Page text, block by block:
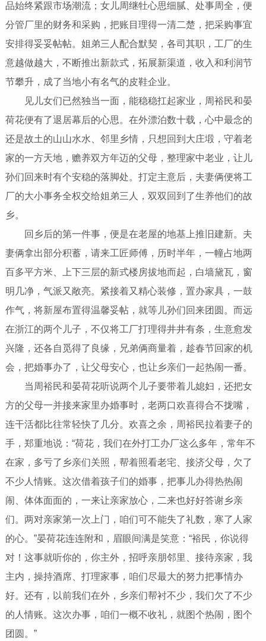
品始终紧跟市场潮流；女儿周继牡心思细腻、处事周全，便
分管厂里的财务和采购，把账目理得一清二楚，把采购事宜
安排得妥妥帖帖。姐弟三人配合默契，各司其职，工厂的生
意越做越大，不断推出新款式，拓展新渠道，收入和利润节
节攀升，成了当地小有名气的皮鞋企业。
见儿女们已然独当一面，能稳稳扛起家业，周裕民和晏
荷花便有了退居幕后的心思。在外漂泊数十载，心中最念的
还是故土的山山水水、邻里乡情，只想回到大庄塅，守着老
家的一方天地，赡养双方年迈的父母，整理家中老业，让儿
孙们回来时有个安稳的落脚处。打定主意后，夫妻俩便将工
厂的大小事务全权交给姐弟三人，双双回到了生养他们的故
乡。
回乡后的第一件事，便是在老屋的地基上推旧建新。夫
妻俩拿出部分积蓄，请来工匠师傅，历时半年，一幢占地两
百多平方米、上下三层的新式楼房拔地而起，白墙黛瓦，窗
明几净，气派又敞亮。紧接着又精心装修，置办家具，一鼓
作气，将新屋布置得温馨妥帖，就等儿孙们回来团圆。而远
在浙江的两个儿子，不仅将工厂打理得井井有条，生意愈发
兴隆，还各自觅得了良缘，兄弟俩商量着，趁春节回家的机
会，把婚事办了，让父母安心，也让乡亲们一起热闹一番。
当周裕民和晏荷花听说两个儿子要带着儿媳妇，还把女
方的父母一并接来家里办婚事时，老两口欢喜得合不拢嘴，
连干活都比往常轻快了几分。欢喜之余，周裕民拉着妻子的
手，郑重地说：“荷花，我们在外打工办厂这么多年，常年不
在家，多亏了乡亲们关照，帮着照看老宅、接济父母，欠了
不少人情账。这次借着孩子们的婚事，把事儿办得热热闹
闹、体体面面的，一来让亲家放心，二来也好好答谢乡亲
们。两对亲家第一次上门，咱们可不能失了礼数，寒了人家
的心。”晏荷花连连附和，眉眼间满是笑意：“裕民，你说得
对！这事就听你的，你主外，招呼亲朋邻里、接待亲家，我
主内，操持酒席、打理家事，咱们尽最大的努力把事情办
好。还有，以前我们在外，乡亲们帮衬不少，我们欠了不少
的人情账。这次办事，咱们一概不收礼，就图个热闹，图个
团圆。”